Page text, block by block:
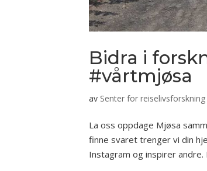
Bidra i
#vårtmjøsa
av Senter for reiselivsforskning
La oss oppdage Mjøsa
finne svaret trenger vi din
Instagram og inspirer andre.